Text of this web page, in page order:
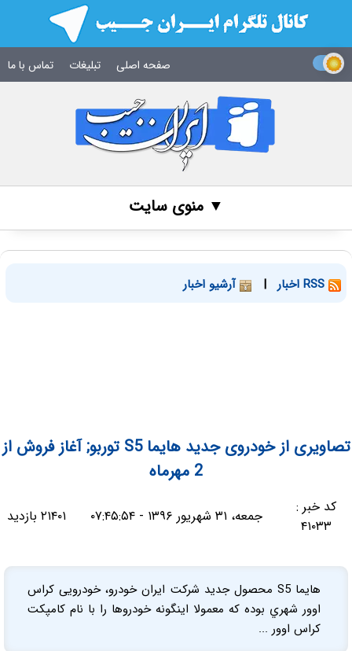
صفحه اصلی تبلیغات تماس با ما
▼ منوی سایت
| آرشیو اخبار
تصاویری از خودروی جدید هایما S5 توربو; آغاز فروش از
2 مهرماه
کد خبر :
۴۱۰۳۳
جمعه، ۳۱ شهریور ۱۳۹۶ - ۰۷:۴۵:۵۴ ۲۱۴۰۱ بازدید
هایما S5 محصول جدید شرکت ایران خودرو، خودرویی کراس
اوور شهري بوده که معمولا اینگونه خودروها را با نام کامپکت
کراس اوور ...